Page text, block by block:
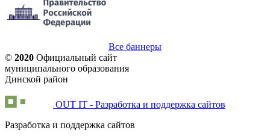
Все баннеры
© 2020 Официальный сайт
муниципального образования
Динской район
OUT IT - Разработка и поддержка сайтов
Разработка и поддержка сайтов